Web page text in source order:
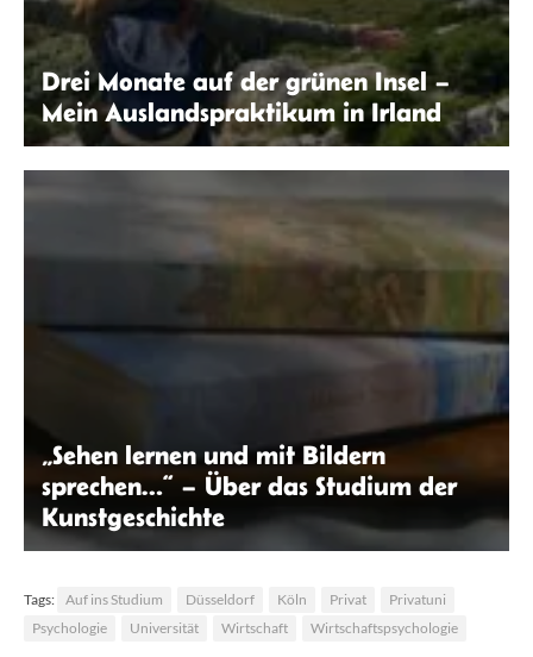
Drei Monate auf der grünen Insel –
Mein Auslandspraktikum in Irland
„Sehen lernen und mit Bildern
sprechen…“ – Über das Studium der
Kunstgeschichte
Tags: Auf ins Studium Düsseldorf Köln Privat
Privatuni
Psychologie
Universität Wirtschaft Wirtschaftspsychologie